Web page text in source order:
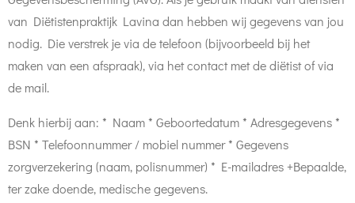
van Diëtistenpraktijk Lavina dan hebben wij gegevens van jou
nodig. Die verstrek je via de telefoon (bijvoorbeeld bij het
maken van een afspraak), via het contact met de diëtist of via
de mail.
Denk hierbij aan: * Naam * Geboortedatum * Adresgegevens *
BSN * Telefoonnummer / mobiel nummer * Gegevens
zorgverzekering (naam, polisnummer) * E-mailadres +Bepaalde,
ter zake doende, medische gegevens.